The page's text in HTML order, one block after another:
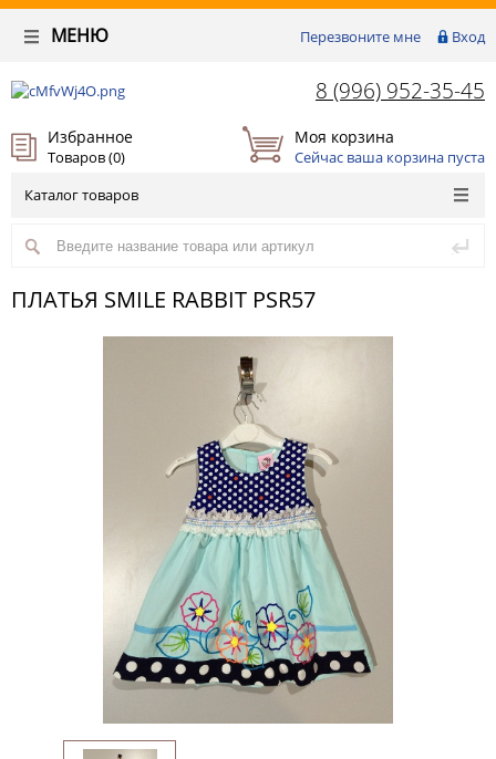
Перезвоните мне Вход
МЕНЮ
8 (996) 952-35-45
Избранное
Товаров (0)
Моя корзина
Сейчас ваша корзина пуста
Каталог товаров
ПЛАТЬЯ SMILE RABBIT PSR57